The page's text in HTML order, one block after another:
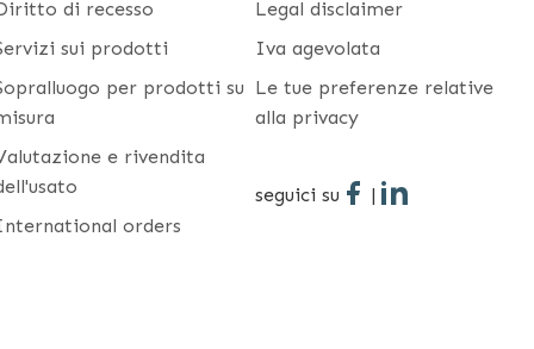
di recesso
sui prodotti
per prodotti su
e rivendita
orders
Legal disclaimer
Iva agevolata
Le tue preferenze relative
alla privacy
seguici su |